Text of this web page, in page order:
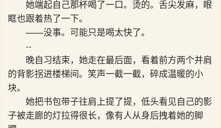
她端起自己那杯喝了一口。烫的。舌尖发麻，眼
眶也跟着热了一下。
——没事。可能只是喝太快了。
--
晚自习结束，她走在最后面，看着前方两个并肩
的背影拐进楼梯间。笑声一截一截，碎成温暖的小
块。
她把书包带子往肩上提了提，低头看见自己的影
子被走廊的灯拉得很长，像有人从身后拽着她的脚